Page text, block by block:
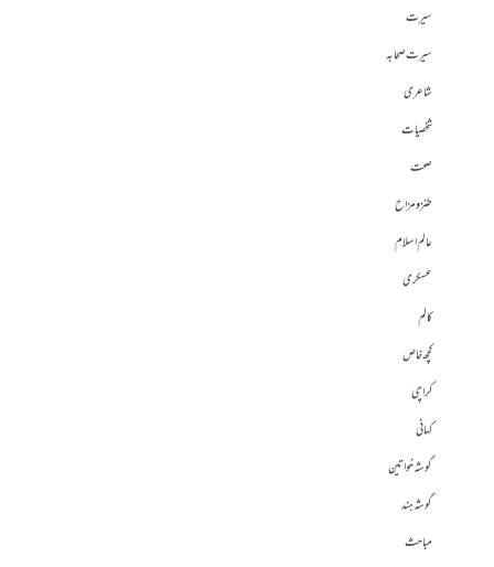
سیرت
سیرت صحابہ
شاعری
شخصیات
صحت
طنز و مزاح
عالم اسلام
عسکری
کالم
کچھ خاص
کراچی
کہانی
گوشہ خواتین
گوشہ ہند
مباحث